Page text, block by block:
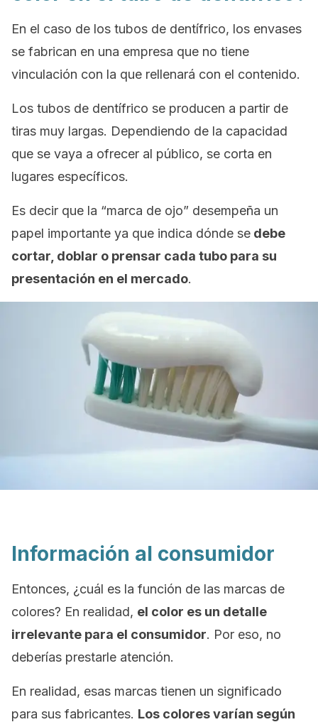
En el caso de los tubos de dentífrico, los envases
se fabrican en una empresa que no tiene
vinculación con la que rellenará con el contenido.
Los tubos de dentífrico se producen a partir de
tiras muy largas. Dependiendo de la capacidad
que se vaya a ofrecer al público, se corta en
lugares específicos.
Es decir que la “marca de ojo” desempeña un
papel importante ya que indica dónde se debe
cortar, doblar o prensar cada tubo para su
presentación en el mercado.
Información al consumidor
Entonces, ¿cuál es la función de las marcas de
colores? En realidad, el color es un detalle
irrelevante para el consumidor. Por eso, no
deberías prestarle atención.
En realidad, esas marcas tienen un significado
para sus fabricantes. Los colores varían según